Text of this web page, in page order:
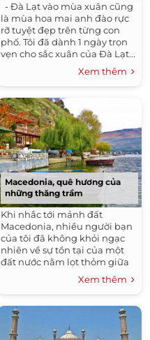
- Đà Lạt vào mùa xuân cũng
là mùa hoa mai anh đào rực
rỡ tuyệt đẹp trên từng con
phố. Tôi đã dành 1 ngày trọn
vẹn cho sắc xuân của Đà Lạt...
Xem thêm
Macedonia, quê hương của
những thăng trầm
Khi nhắc tới mảnh đất
Macedonia, nhiều người bạn
của tôi đã không khỏi ngạc
nhiên về sự tồn tại của một
đất nước nằm lọt thỏm giữa
Đông Âu và Nam Âu, một
quốc gia với dân số còn ít hơn
một quận trung tâm Sài Gòn.
Sẽ chẳng thể tin nổi một ngày
nào đó chúng tôi lại đặt chân
tới đây.
Xem thêm